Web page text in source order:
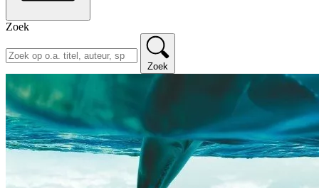
Zoek
Zoek